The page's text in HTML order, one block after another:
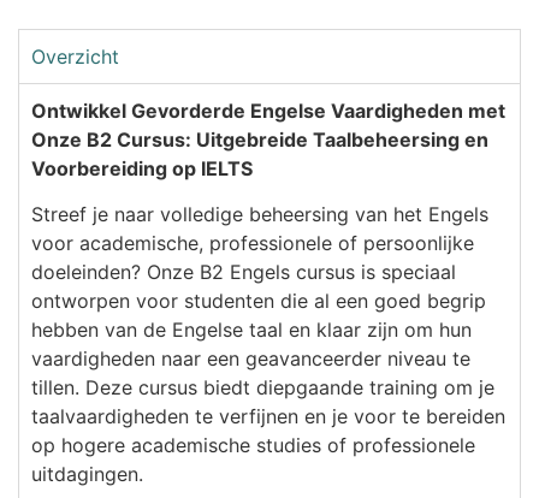
Overzicht
Ontwikkel Gevorderde Engelse Vaardigheden met
Onze B2 Cursus: Uitgebreide Taalbeheersing en
Voorbereiding op IELTS
Streef je naar volledige beheersing van het Engels
voor academische, professionele of persoonlijke
doeleinden? Onze B2 Engels cursus is speciaal
ontworpen voor studenten die al een goed begrip
hebben van de Engelse taal en klaar zijn om hun
vaardigheden naar een geavanceerder niveau te
tillen. Deze cursus biedt diepgaande training om je
taalvaardigheden te verfijnen en je voor te bereiden
op hogere academische studies of professionele
uitdagingen.